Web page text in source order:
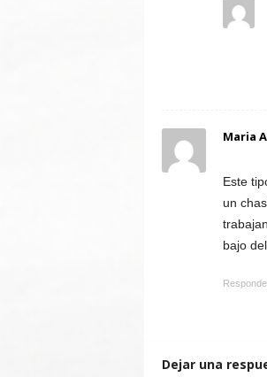
Maria
Este
un
bajo
Dejar una